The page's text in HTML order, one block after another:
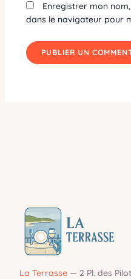
Enregistrer mon
dans le navigateur pour
La Terrasse — 2 Pl. des